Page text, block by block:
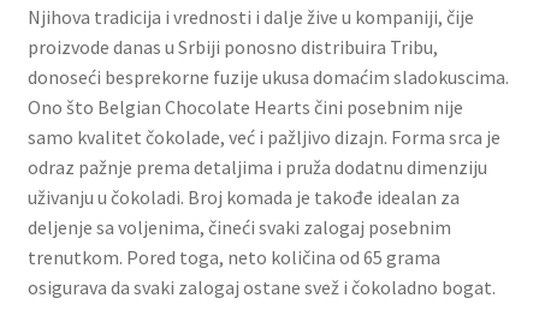
Naši partneri
Newsletter
Partners
Poklon aranžmani
Njihova tradicija i vrednosti i dalje žive u kompaniji, čije
proizvode danas u Srbiji ponosno distribuira Tribu,
donoseći besprekorne fuzije ukusa domaćim sladokuscima.
Ono što Belgian Chocolate Hearts čini posebnim nije
samo kvalitet čokolade, već i pažljivo dizajn. Forma srca je
odraz pažnje prema detaljima i pruža dodatnu dimenziju
uživanju u čokoladi. Broj komada je takođe idealan za
deljenje sa voljenima, čineći svaki zalogaj posebnim
trenutkom. Pored toga, neto količina od 65 grama
osigurava da svaki zalogaj ostane svež i čokoladno bogat.